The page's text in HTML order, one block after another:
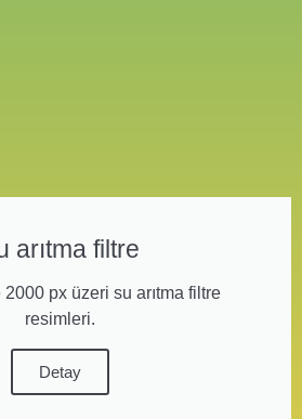
arıtma filtre
px üzeri su arıtma filtre
resimleri.
Detay